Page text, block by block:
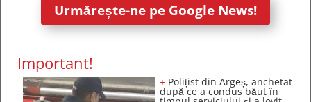
Urmărește-ne pe Google News!
Important!
+ Polițist din Argeș, anchetat
după ce a condus băut în